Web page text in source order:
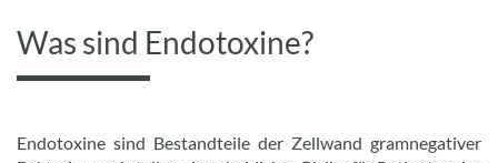
Was sind Endotoxine?
Endotoxine sind Bestandteile der Zellwand gramnegativer